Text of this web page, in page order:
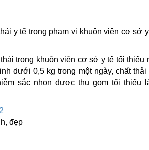
y tế trong phạm vi khuôn viên cơ sở y
trong khuôn viên cơ sở y tế tối thiểu
dưới 0,5 kg trong một ngày, chất thải
sắc nhọn được thu gom tối thiểu
đẹp